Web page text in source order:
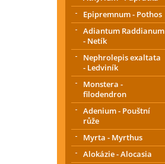
Epipremnum - Pothos
Adiantum Raddianum
- Netík
Nephrolepis exaltata
- Ledviník
Monstera -
filodendron
Adenium - Pouštní
růže
Myrta - Myrthus
Alokázie - Alocasia